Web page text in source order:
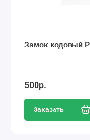
Замок кодовый
500р.
Заказать